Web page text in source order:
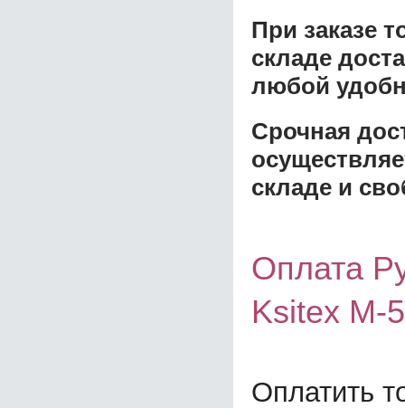
При заказе
складе
любой
Срочная
складе и
Оплата
Ksitex M-
Оплатить